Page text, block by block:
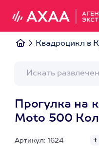
Квадроцикл в
Прогулка на
Moto 500
Артикул: 1624